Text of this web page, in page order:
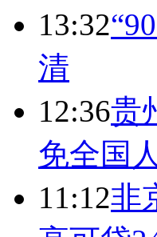
13:32
清
12:36贵
免全国
11:12非